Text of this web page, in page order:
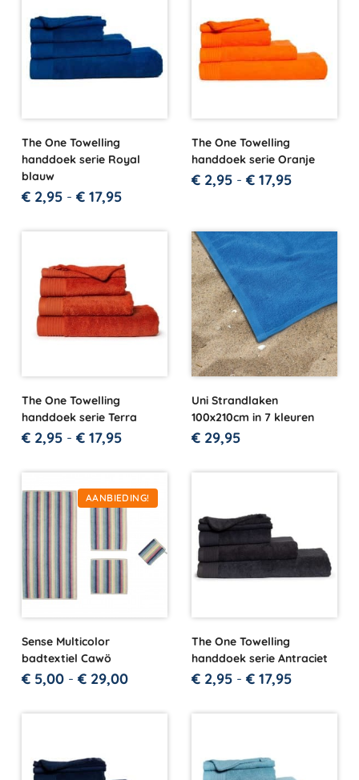
The One Towelling
handdoek serie Royal
blauw
€ 2,95 - € 17,95
The One Towelling
handdoek serie Oranje
€ 2,95 - € 17,95
The One Towelling
handdoek serie Terra
€ 2,95 - € 17,95
Uni Strandlaken
100x210cm in 7 kleuren
€ 29,95
AANBIEDING!
Sense Multicolor
badtextiel Cawö
€ 5,00 - € 29,00
The One Towelling
handdoek serie Antraciet
€ 2,95 - € 17,95